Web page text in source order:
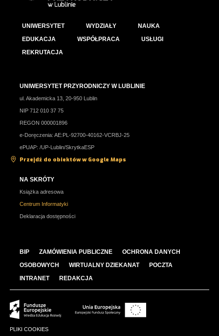
UNIWERSYTET WYDZIAŁY
NAUKA
EDUKACJA
WSPÓŁPRACA
USŁUGI
REKRUTACJA
UNIWERSYTET PRZYRODNICZY W LUBLINIE
ul. Akademicka 13, 20-950 Lublin
NIP 712 010 37 75
REGON 000001896
e-Doręczenia: AE:PL-92700-40162-VCRBJ-25
ePUAP: /UP-Lublin/SkrytkaESP
Przejdź do obiektów w Google Maps
NA SKRÓTY
Książka adresowa
Centrum Informatyki
Deklaracja dostępności
BIP ZAMÓWIENIA PUBLICZNE
OCHRONA DANYCH
OSOBOWYCH
WIRTUALNY DZIEKANAT
POCZTA
INTRANET
REDAKCJA
PLIKI COOKIES